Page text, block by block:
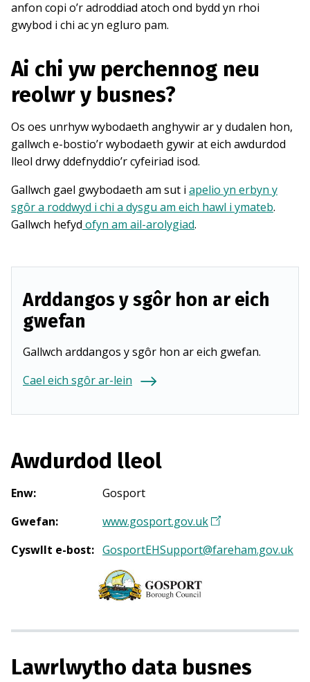
anfon copi o’r adroddiad atoch ond bydd yn rhoi
gwybod i chi ac yn egluro pam.
Ai chi yw perchennog neu
reolwr y busnes?
Os oes unrhyw wybodaeth anghywir ar y dudalen hon,
gallwch e-bostio’r wybodaeth gywir at eich awdurdod
lleol drwy ddefnyddio’r cyfeiriad isod.
Gallwch gael gwybodaeth am sut i apelio yn erbyn y
sgôr a roddwyd i chi a dysgu am eich hawl i ymateb.
Gallwch hefyd ofyn am ail-arolygiad.
Arddangos y sgôr hon ar eich
gwefan
Gallwch arddangos y sgôr hon ar eich gwefan.
Cael eich sgôr ar-lein
Awdurdod lleol
Enw:
Gosport
Gwefan: www.gosport.gov.uk(
n
e
w
Cyswllt e-bost: GosportEHSupport@fareham.gov.uk
Lawrlwytho data busnes